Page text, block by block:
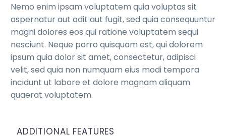
Nemo enim ipsam voluptatem quia voluptas sit
aspernatur aut odit aut fugit, sed quia consequuntur
magni dolores eos qui ratione voluptatem sequi
nesciunt. Neque porro quisquam est, qui dolorem
ipsum quia dolor sit amet, consectetur, adipisci
velit, sed quia non numquam eius modi tempora
incidunt ut labore et dolore magnam aliquam
quaerat voluptatem.
ADDITIONAL FEATURES